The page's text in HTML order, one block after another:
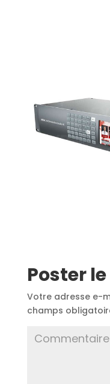
Poster
Votre adresse e-
champs